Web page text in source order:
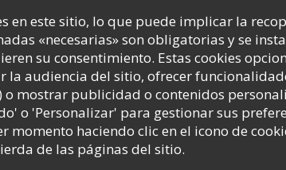
en este sitio, lo que puede implicar la
«necesarias» son obligatorias y se
su consentimiento. Estas cookies
la audiencia del sitio, ofrecer
o mostrar publicidad o contenidos
o 'Personalizar' para gestionar sus
momento haciendo clic en el icono de
de las páginas del sitio.
Ambiente /5 Menú 4 /5 Calidad / Precio 5
Ambiente: 5/5 Menú: 5/5 Calidad / Precio: 5/5